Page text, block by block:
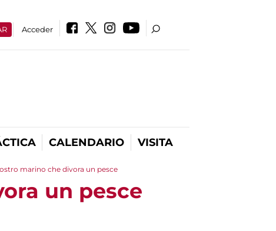
Acceder
CALENDARIO VISITA
marino che divora un pesce
un pesce